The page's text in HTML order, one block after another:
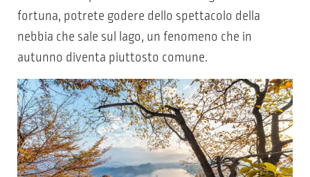
fortuna, potrete godere dello spettacolo della
nebbia che sale sul lago, un fenomeno che in
autunno diventa piuttosto comune.